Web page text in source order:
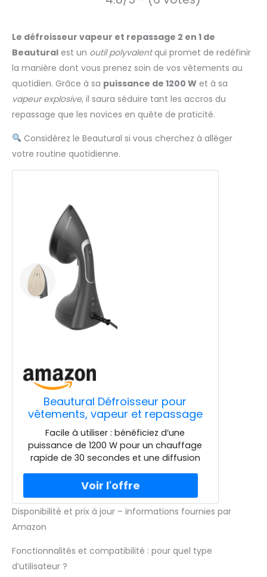
Le défroisseur vapeur et repassage 2 en 1 de
Beautural est un outil polyvalentqui promet de redéfinir
la manière dont vous prenez soin de vos vêtements au
quotidien. Grâce à sa puissance de 1200 W et à sa
vapeur explosive, il saura séduire tant les accros du
repassage que les novices en quête de praticité.
Considérez le Beautural si vous cherchez à alléger
votre routine quotidienne.
Beautural Défroisseur pour
vêtements, vapeur et repassage
2 en 1, puissant défroisseur
manuel de 1200 W avec vapeur
explosive, plaque chauffante en
céramique, chauffage rapide de
30
Facile à utiliser : bénéficiez d’une
puissance de 1200 W pour un chauffage
rapide de 30 secondes et une diffusion
assurant une sortie puissante et
constante pour simplifier toutes les
tâches de repassage Vaporisateur et fer
2 en 1 : avec une plaque en céramique
thermostatique de 300 °F pour deux
modes de repassage vapeur/sec. Activez
le bouton vapeur pour éliminer sans effort
les rides profondes Facile à utiliser : le
Disponibilité et prix à jour – informations fournies par
Amazon
Fonctionnalités et compatibilité : pour quel type
d’utilisateur ?